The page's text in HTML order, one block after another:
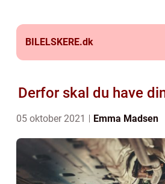
BILELSKERE.dk
Derfor skal du have
05 oktober 2021 Emma Madsen